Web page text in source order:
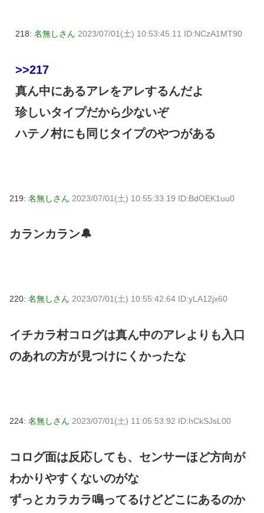
218: 名無しさん 2023/07/01(土) 10:53:45.11 ID:NCzA1MT90
>>217
真ん中にあるアレをアレするんだよ
珍しいタイプだから少ないぞ
ハテノ村にも同じタイプのやつがある
219: 名無しさん 2023/07/01(土) 10:55:33.19 ID:BdOEK1uu0
カランカラン🔔
220: 名無しさん 2023/07/01(土) 10:55:42.64 ID:yLA12jx60
イチカラ村コログは真ん中のアレよりも入口
のあれの方が見つけにくかったな
224: 名無しさん 2023/07/01(土) 11:05:53.92 ID:hCkSJsL00
コログ面は反応しても、センサーほど方向が
わかりやすくないのがな
ずっとカラカラ鳴ってるけどどこにあるのか